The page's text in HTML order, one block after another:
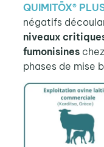
QUIMITŌX®
négatifs
niveaux
fumonisines
phases de mise